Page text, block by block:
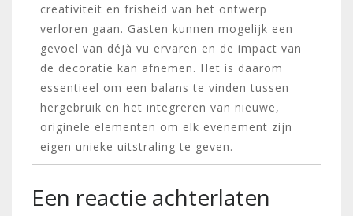
creativiteit en frisheid van het ontwerp
verloren gaan. Gasten kunnen mogelijk een
gevoel van déjà vu ervaren en de impact van
de decoratie kan afnemen. Het is daarom
essentieel om een balans te vinden tussen
hergebruik en het integreren van nieuwe,
originele elementen om elk evenement zijn
eigen unieke uitstraling te geven.
Een reactie achterlaten